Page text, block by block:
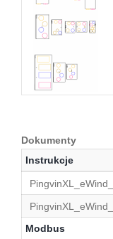
Dokumenty
Instrukcje
Modbus